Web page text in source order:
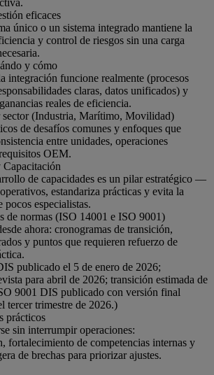
eficaces
único o un sistema integrado mantiene la
y control de riesgos sin una carga
y cómo
integración funcione realmente (procesos
claras, datos unificados) y
reales de eficiencia.
sector (Industria, Marítimo, Movilidad)
de desafíos comunes y enfoques que
entre unidades, operaciones
OEM.
Capacitación
de capacidades es un pilar estratégico —
estandariza prácticas y evita la
pocos especialistas.
de normas (ISO 14001 e ISO 9001)
ahora: cronogramas de transición,
y puntos que requieren refuerzo de
publicado el 5 de enero de 2026;
para abril de 2026; transición estimada de
9001 DIS publicado con versión final
tercer trimestre de 2026.)
prácticos
sin interrumpir operaciones:
fortalecimiento de competencias internas y
de brechas para priorizar ajustes.